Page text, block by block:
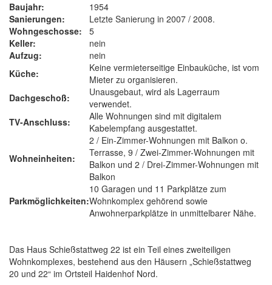
Baujahr:
1954
Sanierungen:
Letzte Sanierung in 2007 / 2008.
Wohngeschosse:
5
Keller:
nein
Aufzug:
nein
Küche:
Keine vermieterseitige Einbauküche, ist vom
Mieter zu organisieren.
Dachgeschoß:
Unausgebaut, wird als Lagerraum
verwendet.
TV-Anschluss:
Alle Wohnungen sind mit digitalem
Kabelempfang ausgestattet.
Wohneinheiten:
2 / Ein-Zimmer-Wohnungen mit Balkon o.
Terrasse, 9 / Zwei-Zimmer-Wohnungen mit
Balkon und 2 / Drei-Zimmer-Wohnungen mit
Balkon
Parkmöglichkeiten:
10 Garagen und 11 Parkplätze zum
Wohnkomplex gehörend sowie
Anwohnerparkplätze in unmittelbarer Nähe.
Das Haus Schießstattweg 22 ist ein Teil eines zweiteiligen
Wohnkomplexes, bestehend aus den Häusern „Schießstattweg
20 und 22“ im Ortsteil Haidenhof Nord.